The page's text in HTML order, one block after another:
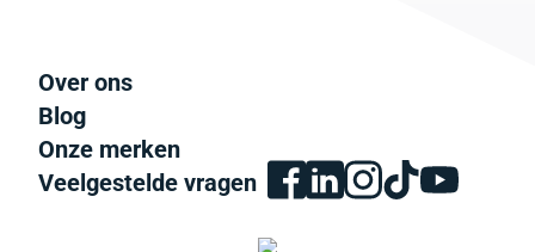
Over ons
Blog
Onze merken
Veelgestelde vragen